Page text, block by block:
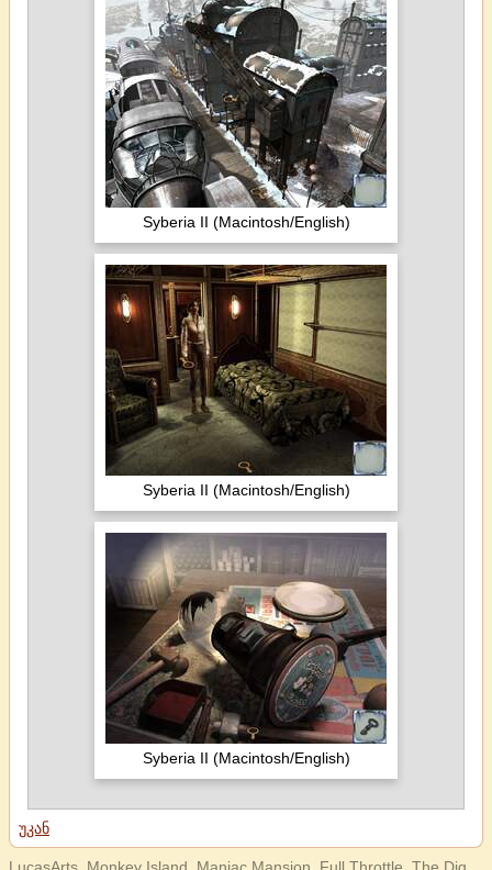
Syberia II (Macintosh/English)
Syberia II (Macintosh/English)
Syberia II (Macintosh/English)
უკან